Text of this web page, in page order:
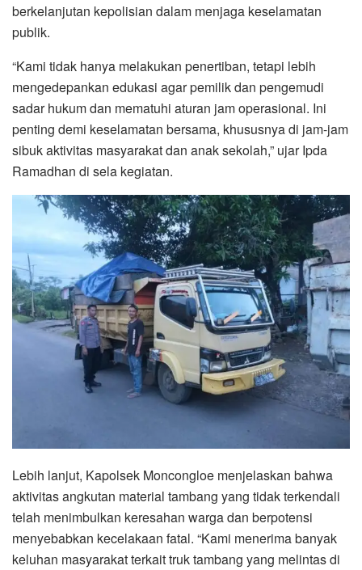
berkelanjutan kepolisian dalam menjaga keselamatan
publik.
“Kami tidak hanya melakukan penertiban, tetapi lebih
mengedepankan edukasi agar pemilik dan pengemudi
sadar hukum dan mematuhi aturan jam operasional. Ini
penting demi keselamatan bersama, khususnya di jam-jam
sibuk aktivitas masyarakat dan anak sekolah,” ujar Ipda
Ramadhan di sela kegiatan.
Lebih lanjut, Kapolsek Moncongloe menjelaskan bahwa
aktivitas angkutan material tambang yang tidak terkendali
telah menimbulkan keresahan warga dan berpotensi
menyebabkan kecelakaan fatal. “Kami menerima banyak
keluhan masyarakat terkait truk tambang yang melintas di